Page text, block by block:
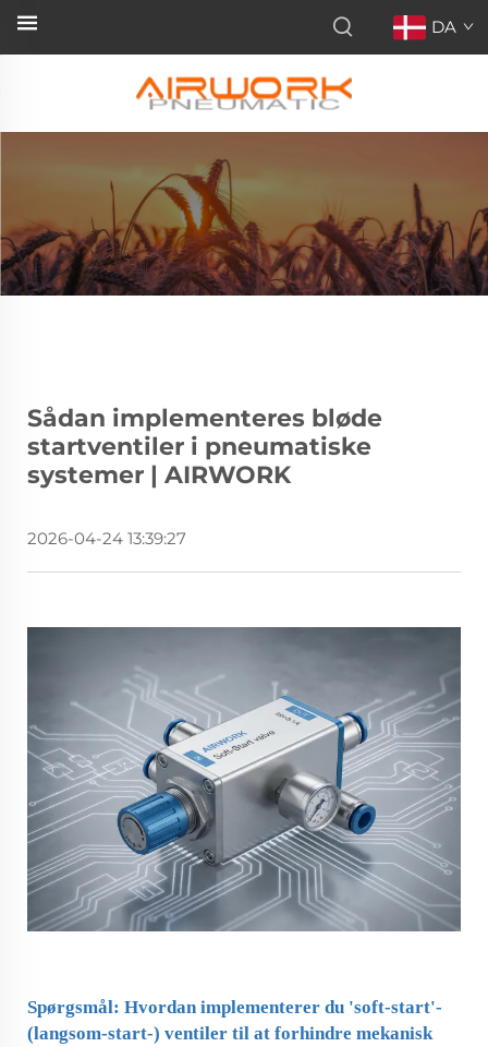
DA
Sådan implementeres bløde
startventiler i pneumatiske
systemer | AIRWORK
2026-04-24 13:39:27
Spørgsmål: Hvordan implementerer du 'soft-start'-
(langsom-start-) ventiler til at forhindre mekanisk